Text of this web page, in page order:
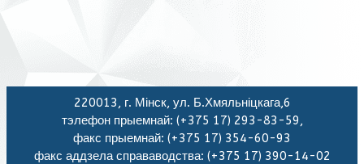
220013, г. Мінск, ул. Б.Хмяльніцкага,6
тэлефон прыемнай: (+375 17) 293-83-59,
факс прыемнай: (+375 17) 354-60-93
факс аддзела справаводства: (+375 17) 390-14-02